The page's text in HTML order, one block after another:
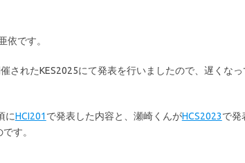
依です。
されたKES2025にて発表を行いましたので、遅くな
にHCI201 で発表した内容と、瀬崎くんがHCS2023で発
す。